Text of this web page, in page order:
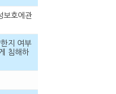
보호에관
지 여부
침해하